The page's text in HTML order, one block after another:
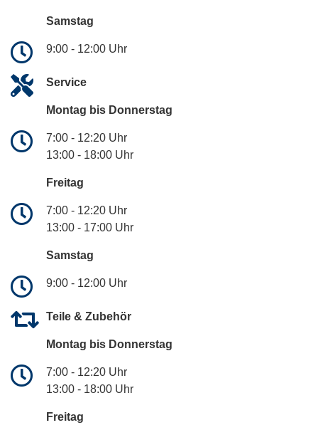
Samstag
9:00 - 12:00 Uhr
Service
Montag bis Donnerstag
7:00 - 12:20 Uhr
13:00 - 18:00 Uhr
Freitag
7:00 - 12:20 Uhr
13:00 - 17:00 Uhr
Samstag
9:00 - 12:00 Uhr
Teile & Zubehör
Montag bis Donnerstag
7:00 - 12:20 Uhr
13:00 - 18:00 Uhr
Freitag